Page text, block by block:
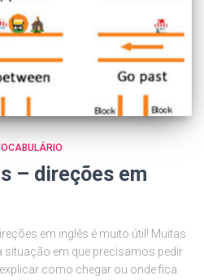
– direções em
em inglês é muito útil! Muitas
em que precisamos pedir
como chegar ou onde fica